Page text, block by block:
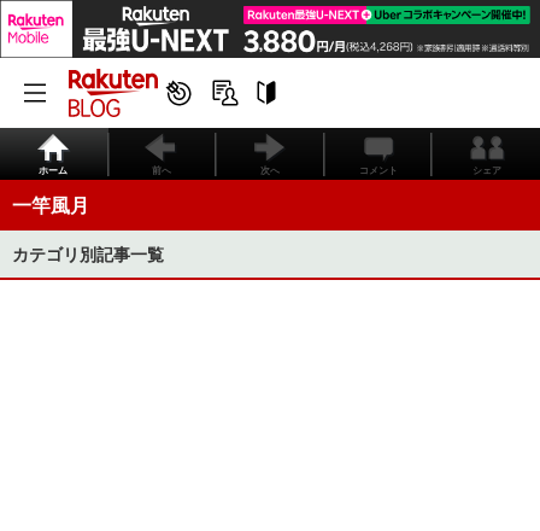
ホーム 前へ 次へ コメント シェア
一竿風月
カテゴリ別記事一覧